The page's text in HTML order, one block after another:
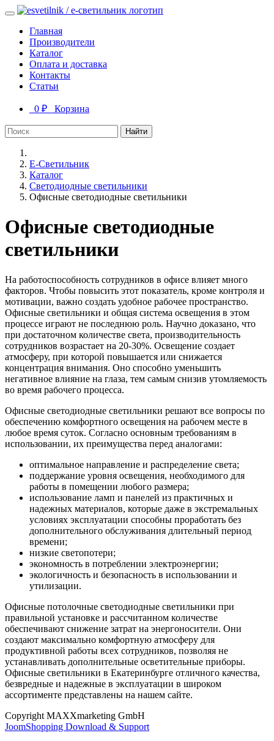
Главная
Производители
Каталог
Оплата и доставка
Контакты
Статьи
0 ₽ Корзина
Найти
Е-Светильник
Каталог
Светодиодные светильники
Офисные светодиодные светильники
Офисные светодиодные
светильники
На работоспособность сотрудников в офисе влияет много
факторов. Чтобы повысить этот показатель, кроме контроля и
мотивации, важно создать удобное рабочее пространство.
Офисные светильники и общая система освещения в этом
процессе играют не последнюю роль. Научно доказано, что
при достаточном количестве света, производительность
сотрудников возрастает на 20-30%. Освещение создает
атмосферу, при которой повышается или снижается
концентрация внимания. Оно способно уменьшить
негативное влияние на глаза, тем самым снизив утомляемость
во время рабочего процесса.
Офисные светодиодные светильники решают все вопросы по
обеспечению комфортного освещения на рабочем месте в
любое время суток. Согласно основным требованиям в
использовании, их преимущества перед аналогами:
оптимальное направление и распределение света;
поддержание уровня освещения, необходимого для
работы в помещении любого размера;
использование ламп и панелей из практичных и
надежных материалов, которые даже в экстремальных
условиях эксплуатации способны проработать без
дополнительного обслуживания длительный период
времени;
низкие светопотери;
экономность в потреблении электроэнергии;
экологичность и безопасность в использовании и
утилизации.
Офисные потолочные светодиодные светильники при
правильной установке и рассчитанном количестве
обеспечивают снижение затрат на энергоносители. Они
создают максимально комфортную атмосферу для
продуктивной работы всех сотрудников, позволяя не
устанавливать дополнительные осветительные приборы.
Офисные светильники в Екатеринбурге отличного качества,
безвредные и надежные в эксплуатации в широком
ассортименте представлены на нашем сайте.
Copyright MAXXmarketing GmbH
JoomShopping Download & Support